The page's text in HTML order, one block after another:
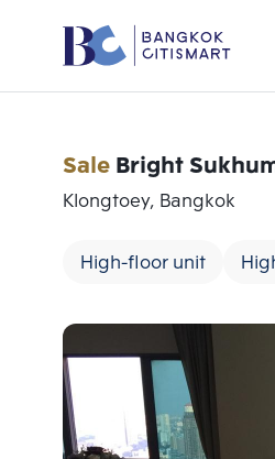
SaleBright
Klongtoey, Bangkok
High-floor unit
Add